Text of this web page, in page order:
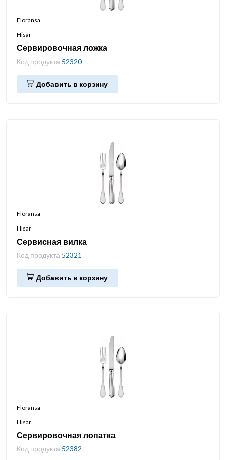
Floransa
Hisar
Сервировочная ложка
Код продукта 52320
Добавить в корзину
Floransa
Hisar
Сервисная вилка
Код продукта 52321
Добавить в корзину
Floransa
Hisar
Сервировочная лопатка
Код продукта 52382